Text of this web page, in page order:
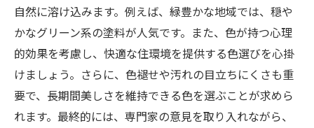
自然に溶け込みます。例えば、緑豊かな地域では、穏や
かなグリーン系の塗料が人気です。また、色が持つ心理
的効果を考慮し、快適な住環境を提供する色選びを心掛
けましょう。さらに、色褪せや汚れの目立ちにくさも重
要で、長期間美しさを維持できる色を選ぶことが求めら
れます。最終的には、専門家の意見を取り入れながら、